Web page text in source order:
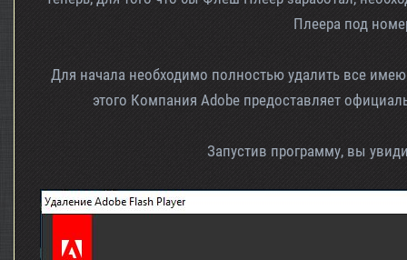
Плеера под
Для начала необходимо полностью удалить все
этого Компания Adobe предоставляет
Запустив программу, вы